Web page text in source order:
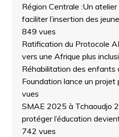
Région Centrale :Un
faciliter l’insertion des
849 vues
Ratification du Protocole
vers une Afrique plus
Réhabilitation des enfants
Foundation lance un projet
vues
SMAE 2025 à Tchaoudjo
protéger l’éducation
742 vues